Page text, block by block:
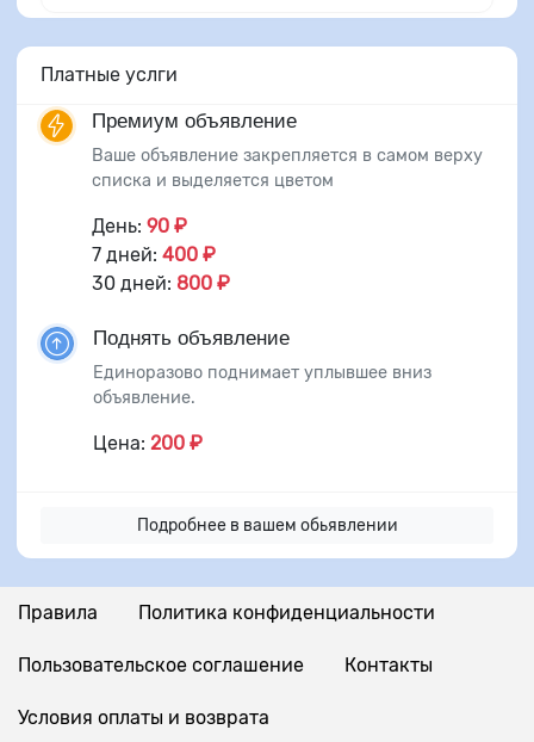
Платные услги
Премиум объявление
Ваше объявление закрепляется в самом верху
списка и выделяется цветом
День: 90 ₽
7 дней: 400 ₽
30 дней: 800 ₽
Поднять объявление
Единоразово поднимает уплывшее вниз
объявление.
Цена: 200 ₽
Подробнее в вашем обьявлении
Правила Политика конфиденциальности
Пользовательское соглашение Контакты
Условия оплаты и возврата